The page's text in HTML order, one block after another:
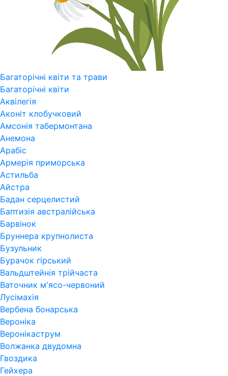
Багаторічні квіти та трави
Багаторічні квіти
Аквілегія
Аконіт клобучковий
Амсонія табермонтана
Анемона
Арабіс
Армерія приморська
Астильба
Айстра
Бадан серцелистий
Баптизія австралійська
Барвінок
Бруннера крупнолиста
Бузульник
Бурачок гірський
Вальдштейнія трійчаста
Ваточник м'ясо-червоний
Лусімахія
Вербена бонарська
Вероніка
Веронікаструм
Волжанка двудомна
Гвоздика
Гейхера